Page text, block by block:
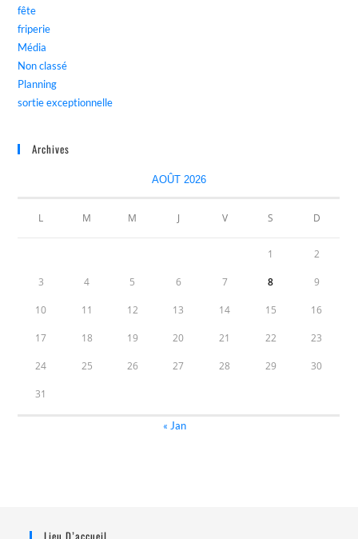
fête
friperie
Média
Non classé
Planning
sortie exceptionnelle
Archives
AOÛT 2026
L M M J V S D
1 2
3 4 5 6 7 8 9
10 11 12 13 14 15 16
17 18 19 20 21 22 23
24 25 26 27 28 29 30
31
« Jan